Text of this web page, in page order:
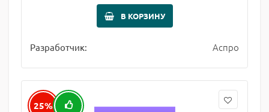
В КОРЗИНУ
Разработчик: Аспро
25%